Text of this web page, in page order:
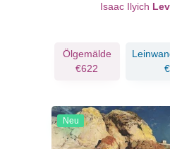
Isaac Ilyich
Ölgemälde
€622
Neu